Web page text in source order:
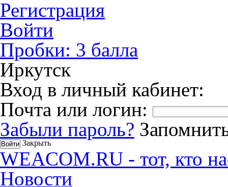
Регистрация
Войти
Пробки: 3 балла
Иркутск
Вход в личный кабинет:
Почта или логин:
Забыли пароль?
Закрыть
WEACOM.RU - тот, кто
Новости